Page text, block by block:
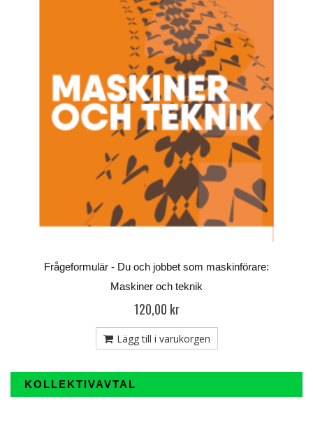
Frågeformulär - Du och jobbet som maskinförare:
Maskiner och teknik
120,00 kr
Lägg till i varukorgen
KOLLEKTIVAVTAL